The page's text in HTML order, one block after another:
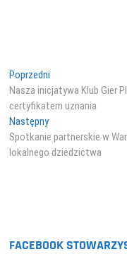
Nawigacja
wpisu
Poprzedni
wpis:
Nasza inicjatywa Klub Gier
certyfikatem uznania
NastępnyNastępny
wpis:
Spotkanie partnerskie w
lokalnego dziedzictwa
FACEBOOK